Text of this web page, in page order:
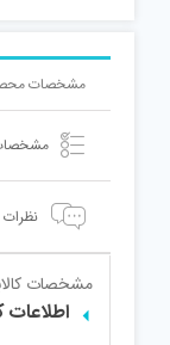
مشخصات
نظرات
مشخصات کالا
اطلاعات